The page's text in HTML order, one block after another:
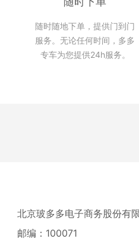
随时随地下单，提供门到门
服务。无论任何时间，多多
专车为您提供24h服务。
北京玻多多电子商务股份有
邮编：100071